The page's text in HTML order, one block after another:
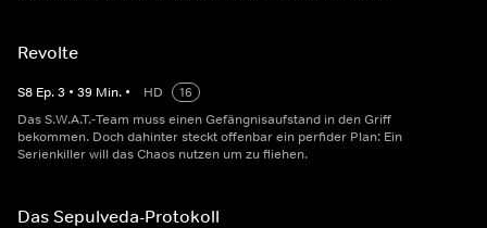
Revolte
S8 Ep.3 • 39 Min. • HD
16
Das S.W.A.T.-Team muss einen Gefängnisaufstand in den Griff
bekommen. Doch dahinter steckt offenbar ein perfider Plan: Ein
Serienkiller will das Chaos nutzen um zu fliehen.
Das Sepulveda-Protokoll